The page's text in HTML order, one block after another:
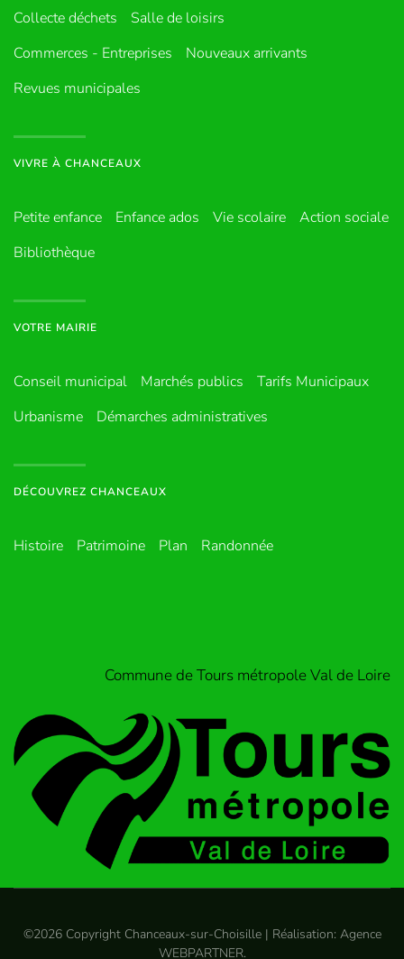
Collecte déchets
Salle de loisirs
Commerces - Entreprises
Nouveaux arrivants
Revues municipales
VIVRE À CHANCEAUX
Petite enfance Enfance ados Vie scolaire
Action sociale
Bibliothèque
VOTRE MAIRIE
Conseil municipal Marchés publics
Tarifs Municipaux
Urbanisme
Démarches administratives
DÉCOUVREZ CHANCEAUX
Histoire Patrimoine Plan Randonnée
Commune de Tours métropole Val de Loire
©2026Copyright Chanceaux-sur-Choisille | Réalisation: Agence
WEBPARTNER.